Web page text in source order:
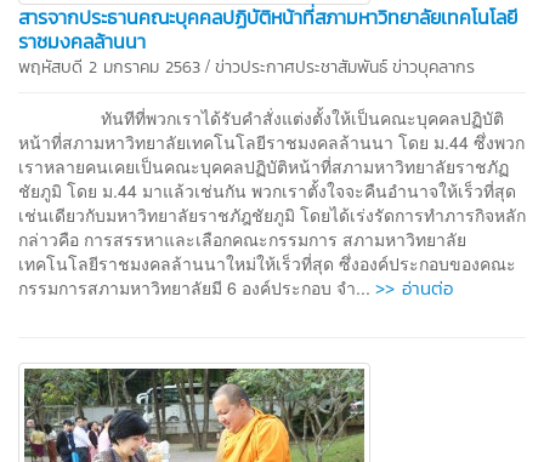
สารจากประธานคณะบุคคลปฏิบัติหน้าที่สภามหาวิทยาลัยเทคโนโลยี
ราชมงคลล้านนา
พฤหัสบดี 2 มกราคม 2563 / ข่าวประกาศประชาสัมพันธ์ข่าวบุคลากร
ทันทีที่พวกเราได้รับคำสั่งแต่งตั้งให้เป็นคณะบุคคลปฏิบัติ
หน้าที่สภามหาวิทยาลัยเทคโนโลยีราชมงคลล้านนา โดย ม.44 ซึ่งพวก
เราหลายคนเคยเป็นคณะบุคคลปฏิบัติหน้าที่สภามหาวิทยาลัยราชภัฏ
ชัยภูมิ โดย ม.44 มาแล้วเช่นกัน พวกเราตั้งใจจะคืนอำนาจให้เร็วที่สุด
เช่นเดียวกับมหาวิทยาลัยราชภัฎชัยภูมิ โดยได้เร่งรัดการทำภารกิจหลัก
กล่าวคือ การสรรหาและเลือกคณะกรรมการ สภามหาวิทยาลัย
เทคโนโลยีราชมงคลล้านนาใหม่ให้เร็วที่สุด ซึ่งองค์ประกอบของคณะ
กรรมการสภามหาวิทยาลัยมี 6 องค์ประกอบ จำ... >> อ่านต่อ